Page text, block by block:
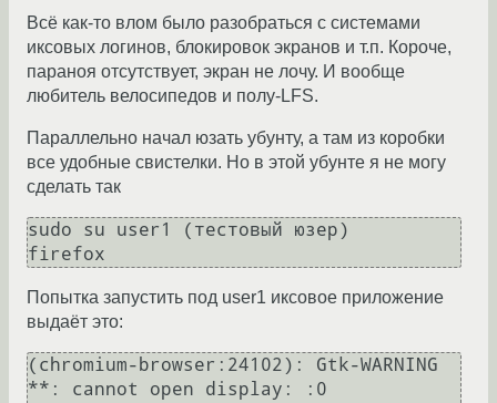
Всё как-то влом было разобраться с системами
иксовых логинов, блокировок экранов и т.п. Короче,
параноя отсутствует, экран не лочу. И вообще
любитель велосипедов и полу-LFS.
Параллельно начал юзать убунту, а там из коробки
все удобные свистелки. Но в этой убунте я не могу
сделать так
sudo su user1 (тестовый юзер)
Попытка запустить под user1 иксовое приложение
выдаёт это:
(chromium-browser:24102): Gtk-WARNING
**: cannot open display: :0